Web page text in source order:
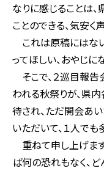
なりに感じることは
ことのできる、気安く
これは原稿にはな
ってほしい、おやじに
そこで、２巡目報告
われる秋祭りが、県
待され、ただ開会あ
いただいて、１人で
重ねて申し上げま
ば何の恐れもなく、